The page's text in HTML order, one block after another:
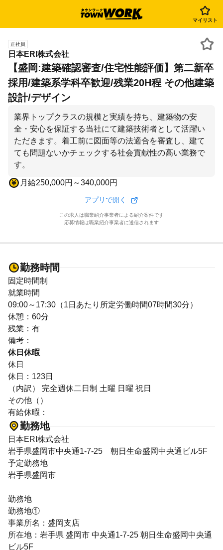
マイリスト
正社員
日本ERI株式会社
【盛岡:建築確認審査/住宅性能評価】第二新卒
採用/建築系学科卒歓迎/残業20H程 その他建築
設計/デザイン
業界トップクラスの規模と実績を持ち、建築物の安
全・安心を保証する当社にて建築技術者として活躍い
ただきます。着工前に図面等の法適合を審査し、建て
ても問題ないかチェックする社会貢献性の高い業務で
す。
月給250,000円～340,000円
アプリで開く
この求人は職業紹介事業者による紹介案件です
応募情報は職業紹介事業者に送信されます
勤務時間
固定時間制
就業時間
09:00～17:30（1日あたり所定労働時間07時間30分）
休憩：60分
残業：有
備考：
休日休暇
休日
休日：123日
（内訳） 完全週休二日制 土曜 日曜 祝日
その他（）
有給休暇：
勤務地
日本ERI株式会社
岩手県盛岡市中央通1-7-25 朝日生命盛岡中央通ビル5F
予定勤務地
岩手県盛岡市
勤務地
勤務地①
事業所名：盛岡支店
所在地：岩手県 盛岡市 中央通1-7-25 朝日生命盛岡中央通
ビル5F